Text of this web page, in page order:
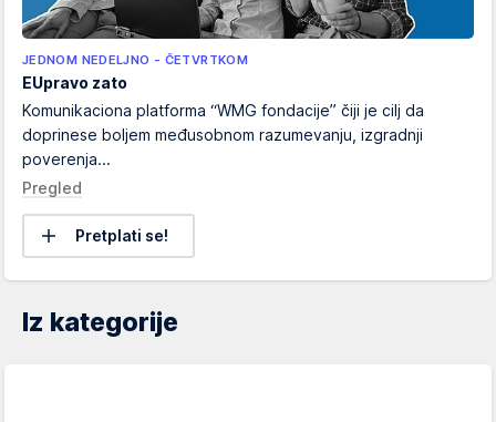
JEDNOM NEDELJNO - ČETVRTKOM
EUpravo zato
Komunikaciona platforma “WMG fondacije” čiji je cilj da
doprinese boljem međusobnom razumevanju, izgradnji
poverenja...
Pregled
Pretplati se!
Iz kategorije